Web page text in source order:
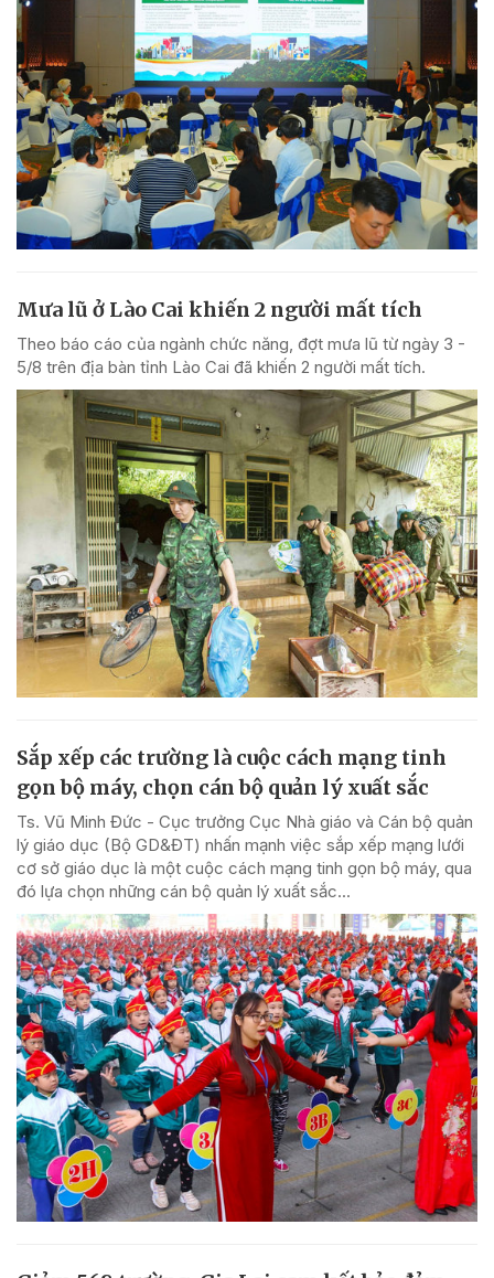
Mưa lũ ở Lào Cai khiến 2 người mất tích
Theo báo cáo của ngành chức năng, đợt mưa lũ từ ngày 3 -
5/8 trên địa bàn tỉnh Lào Cai đã khiến 2 người mất tích.
Sắp xếp các trường là cuộc cách mạng tinh
gọn bộ máy, chọn cán bộ quản lý xuất sắc
Ts. Vũ Minh Đức - Cục trưởng Cục Nhà giáo và Cán bộ quản
lý giáo dục (Bộ GD&ĐT) nhấn mạnh việc sắp xếp mạng lưới
cơ sở giáo dục là một cuộc cách mạng tinh gọn bộ máy, qua
đó lựa chọn những cán bộ quản lý xuất sắc...